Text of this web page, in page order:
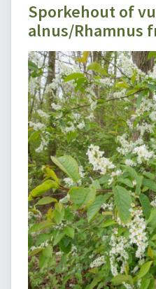
Sporkehout of
alnus/Rhamnus